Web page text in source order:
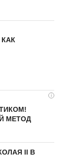
i
МЕТОД
II В